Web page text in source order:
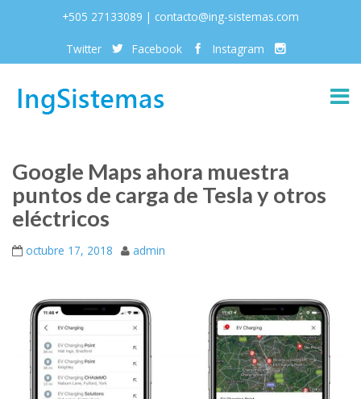
+505 27133089 | contacto@ing-sistemas.com
Twitter Facebook Instagram
Google Maps ahora muestra
puntos de carga de Tesla y otros
eléctricos
octubre 17, 2018 admin